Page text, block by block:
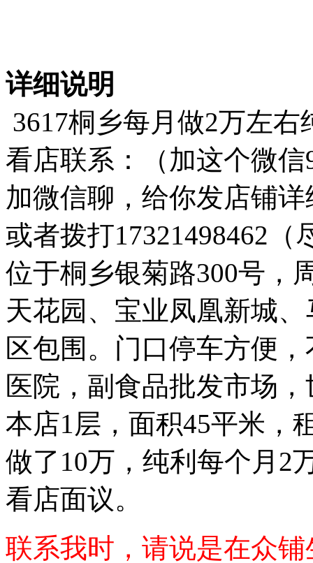
详细说明
3617桐乡每月做2万左
看店联系：（加这个微
加微信聊，给你发店铺
或者拨打17321498462（
位于桐乡银菊路300号，
天花园、宝业凤凰新城
区包围。门口停车方便
医院，副食品批发市场
本店1层，面积45平米，
做了10万，纯利每个月2
看店面议。
联系我时，请说是在众